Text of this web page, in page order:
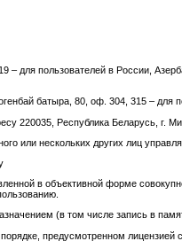
для пользователей в России,
батыра, 80, оф. 304, 315 – для
220035, Республика Беларусь, г.
или нескольких других лиц
в объективной форме
(в том числе запись в
предусмотренном лицензией